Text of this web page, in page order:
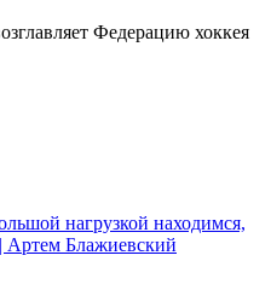
Федерацию хоккея
нагрузкой находимся,
Артем Блажиевский